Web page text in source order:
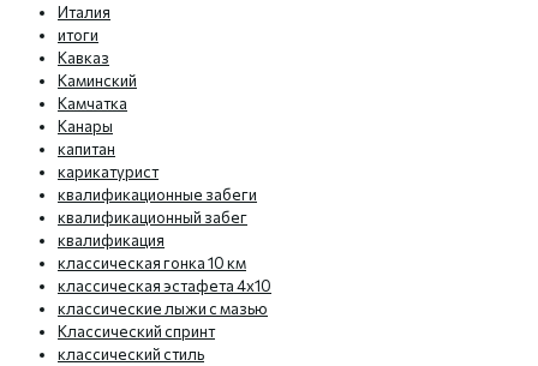
Италия
итоги
Кавказ
Каминский
Камчатка
Канары
капитан
карикатурист
квалификационные забеги
квалификационный забег
квалификация
классическая гонка 10 км
классическая эстафета 4х10
классические лыжи с мазью
Классический спринт
классический стиль